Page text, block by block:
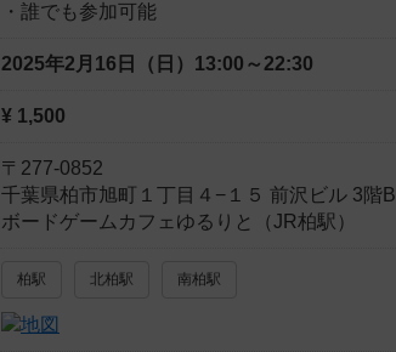
・誰でも参加可能
2025年2月16日（日） 13:00～22:30
¥ 1,500
〒277-0852
千葉県柏市旭町１丁目４−１５ 前沢ビル 3階B
ボードゲームカフェゆるりと（JR柏駅）
柏駅 北柏駅 南柏駅